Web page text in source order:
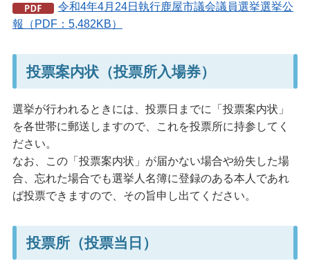
令和4年4月24日執行鹿屋市議会議員選挙選挙公
報（PDF：5,482KB）
投票案内状（投票所入場券）
選挙が行われるときには、投票日までに「投票案内状」
を各世帯に郵送しますので、これを投票所に持参してく
ださい。
なお、この「投票案内状」が届かない場合や紛失した場
合、忘れた場合でも選挙人名簿に登録のある本人であれ
ば投票できますので、その旨申し出てください。
投票所（投票当日）